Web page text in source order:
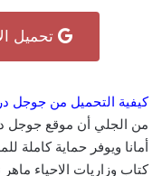
تحميل
كيفية التحميل من جوجل
أمانا ويوفر حماية كاملة